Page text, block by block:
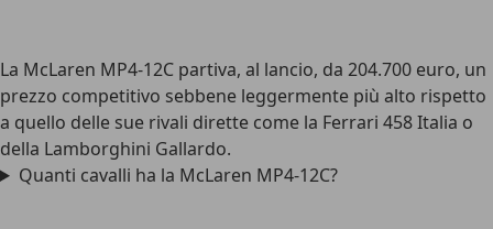
La McLaren MP4-12C partiva, al lancio, da 204.700 euro, un
prezzo competitivo sebbene leggermente più alto rispetto
a quello delle sue rivali dirette come la Ferrari 458 Italia o
della Lamborghini Gallardo.
Quanti cavalli ha la McLaren MP4-12C?